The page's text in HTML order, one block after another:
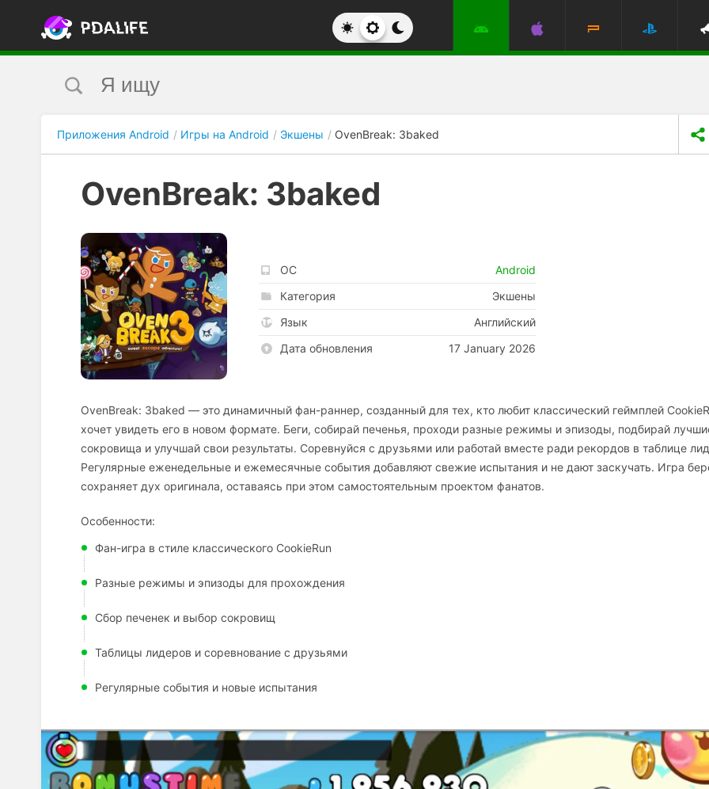
Приложения Android Игры на Android Экшены OvenBreak: 3baked
OvenBreak: 3baked
ОС
Android
Категория
Экшены
Язык
Английский
Дата обновления
17 January 2026
OvenBreak: 3baked — это динамичный фан-раннер, созданный для тех, кто любит классический геймплей
хочет увидеть его в новом формате. Беги, собирай печенья, проходи разные режимы и эпизоды, подбирай
сокровища и улучшай свои результаты. Соревнуйся с друзьями или работай вместе ради рекордов в таблице
Регулярные еженедельные и ежемесячные события добавляют свежие испытания и не дают заскучать. Игра
сохраняет дух оригинала, оставаясь при этом самостоятельным проектом фанатов.
Особенности:
Фан-игра в стиле классического CookieRun
Разные режимы и эпизоды для прохождения
Сбор печенек и выбор сокровищ
Таблицы лидеров и соревнование с друзьями
Регулярные события и новые испытания